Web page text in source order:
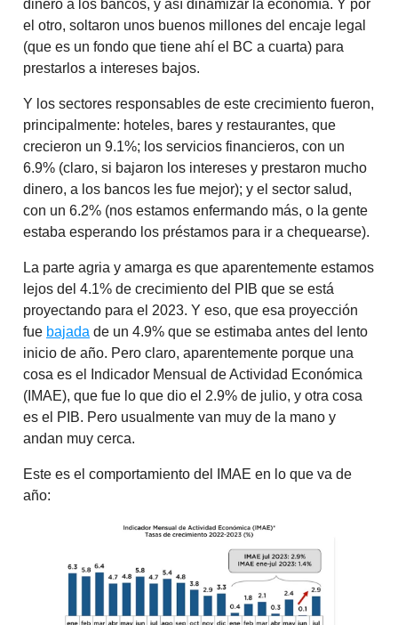
dinero a los bancos, y así dinamizar la economía. Y por
el otro, soltaron unos buenos millones del encaje legal
(que es un fondo que tiene ahí el BC a cuarta) para
prestarlos a intereses bajos.
Y los sectores responsables de este crecimiento fueron,
principalmente: hoteles, bares y restaurantes, que
crecieron un 9.1%; los servicios financieros, con un
6.9% (claro, si bajaron los intereses y prestaron mucho
dinero, a los bancos les fue mejor); y el sector salud,
con un 6.2% (nos estamos enfermando más, o la gente
estaba esperando los préstamos para ir a chequearse).
La parte agria y amarga es que aparentemente estamos
lejos del 4.1% de crecimiento del PIB que se está
proyectando para el 2023. Y eso, que esa proyección
fue bajada de un 4.9% que se estimaba antes del lento
inicio de año. Pero claro, aparentemente porque una
cosa es el Indicador Mensual de Actividad Económica
(IMAE), que fue lo que dio el 2.9% de julio, y otra cosa
es el PIB. Pero usualmente van muy de la mano y
andan muy cerca.
Este es el comportamiento del IMAE en lo que va de
año: